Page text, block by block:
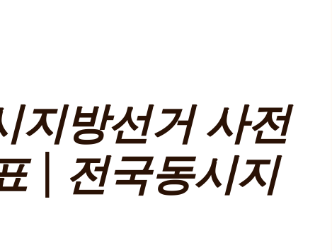
지방선거 사전
| 전국동시지